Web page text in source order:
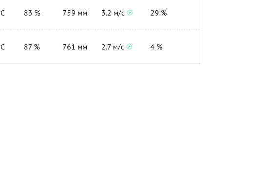
83 % 759 мм 3.2 м/с 29 %
87 % 761 мм 2.7 м/с 4 %